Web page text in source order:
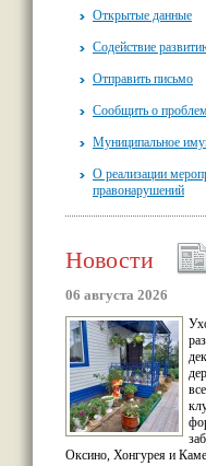
Открытые данные
Содействие
Отправить письмо
Сообщить о
Муниципальное
О реализации
правонарушений
Новости
06 августа 2026
Оксино, Хонгурея и